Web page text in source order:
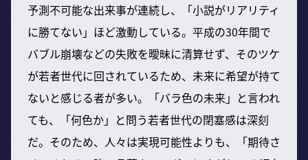
予測不可能な出来事が連続し、「小説がリアリティ
に勝てない」ほど激動している。平成の30年間で
バブル崩壊などの失敗を曖昧に清算せず、そのツケ
が若者世代に回されているため、未来に希望が持て
ないと感じる者が多い。「バラ色の未来」と言われ
ても、「何色か」と問う若者世代の閉塞感は深刻
だ。そのため、人々は実現可能性よりも、「期待さ